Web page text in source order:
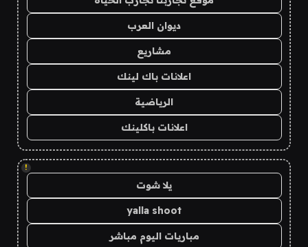
ديوان العرب
مشاريع
اعلانات باك لينك
الرياضية
اعلانات باكلينك
!
يلا شوت
yalla shoot
مباريات اليوم مباشر